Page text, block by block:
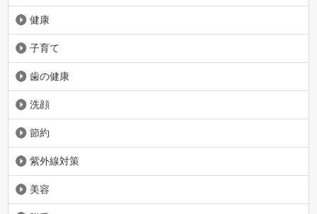
健康
子育て
歯の健康
洗顔
節約
紫外線対策
美容